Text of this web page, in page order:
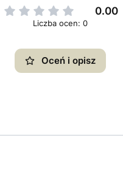
0.00
Liczba ocen: 0
Oceń i opisz